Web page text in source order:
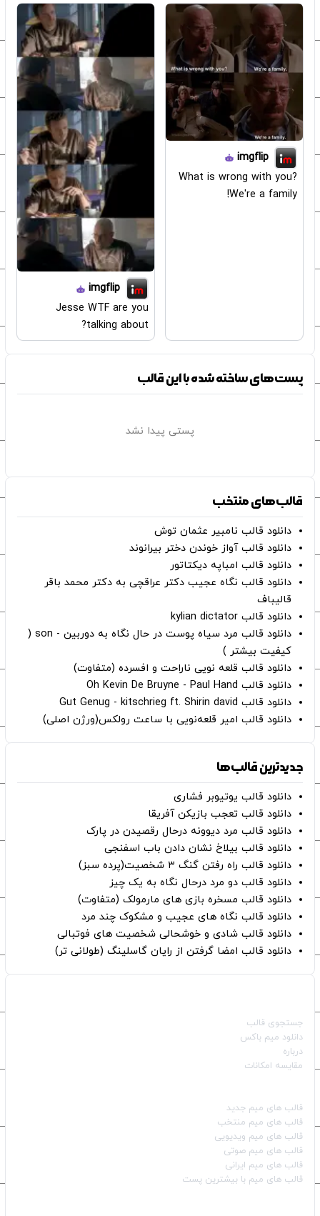
imgflip
What is wrong with you?
We're a family!
imgflip
Jesse WTF are you
talking about?
پست‌های ساخته شده با این قالب
پستی پیدا نشد
قالب‌های منتخب
دانلود قالب نامبیر عثمان ‌توش
دانلود قالب آواز خوندن دختر بیرانوند
دانلود قالب امباپه دیکتاتور
دانلود قالب نگاه عجیب دکتر عراقچی به دکتر محمد باقر
قالیباف
دانلود قالب kylian dictator
دانلود قالب مرد سیاه پوست در حال نگاه به دوربین - son (
کیفیت بیشتر )
دانلود قالب قلعه نویی ناراحت و افسرده (متفاوت)
دانلود قالب Oh Kevin De Bruyne - Paul Hand
دانلود قالب Gut Genug - kitschrieg ft. Shirin david
دانلود قالب امیر قلعه‌نویی با ساعت رولکس(ورژن اصلی)
جدیدترین قالب‌ها
دانلود قالب یوتیوبر فشاری
دانلود قالب تعجب بازیکن آفریقا
دانلود قالب مرد دیوونه درحال رقصیدن در پارک
دانلود قالب بیلاخ نشان دادن باب اسفنجی
دانلود قالب راه رفتن گنگ ۳ شخصیت(پرده سبز)
دانلود قالب دو مرد درحال نگاه به یک چیز
دانلود قالب مسخره بازی های مارمولک (متفاوت)
دانلود قالب نگاه های عجیب و مشکوک چند مرد
دانلود قالب شادی و خوشحالی شخصیت های فوتبالی
دانلود قالب امضا گرفتن از رایان گاسلینگ (طولانی تر)
جستجوی قالب
دانلود میم باکس
درباره
مقایسه امکانات
قالب‌ های میم جدید
قالب‌ های میم منتخب
قالب‌ های میم ویدیویی
قالب‌ های میم صوتی
قالب‌ های میم ایرانی
قالب‌ های میم با بیشترین پست